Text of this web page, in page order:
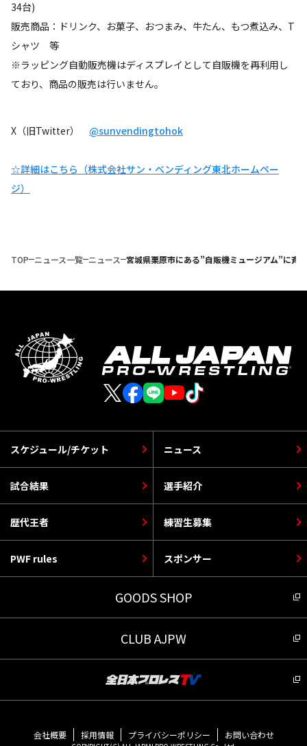
34台)
販売商品：ドリンク、お菓子、おつまみ、牛たん、もつ煮込み、T
シャツ 等
※ラッピング自動販売機はディスプレイとして自販機を再利用し
ており、商品の販売は行いません。
X（旧Twitter） @sunvendingtohok
☆詳細はこちら（株式会社サン・ベンディング東北ホームペー
ジ）
TOP ニュース一覧 ニュース 宮城県栗原市にある”自販機ミュージアム”に斉
スケジュール/チケット
選手紹介
PWF rules
ニュース
歴代王者
スポンサー
試合結果
練習生募集
GOODS SHOP
CLUB AJPW
会社概要 採用情報 プライバシーポリシー お問い合わせ